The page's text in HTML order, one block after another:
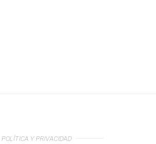
POLÍTICA Y PRIVACIDAD